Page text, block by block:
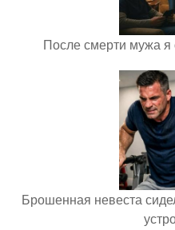
После смерти мужа я
Брошенная невеста